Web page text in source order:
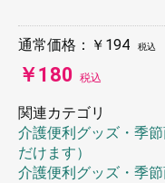
通常価格：￥194 税込
￥180 税込
関連カテゴリ
介護便利グッズ・季
だけます）
介護便利グッズ・季